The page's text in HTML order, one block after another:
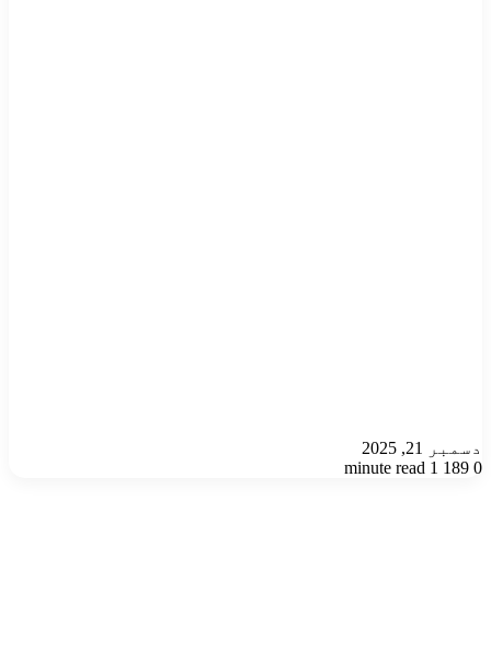
دسمبر 21, 2025
0
1 minute read